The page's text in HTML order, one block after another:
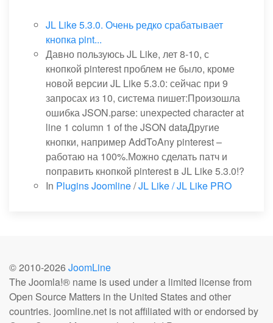
JL Like 5.3.0. Очень редко срабатывает
кнопка pint...
Давно пользуюсь JL Like, лет 8-10, с
кнопкой pinterest проблем не было, кроме
новой версии JL Like 5.3.0: сейчас при 9
запросах из 10, система пишет:Произошла
ошибка JSON.parse: unexpected character at
line 1 column 1 of the JSON dataДругие
кнопки, например AddToAny pinterest –
работаю на 100%.Можно сделать патч и
поправить кнопкой pinterest в JL Like 5.3.0!?
In Plugins Joomline/JL Like / JL Like PRO
© 2010-2026 JoomLine
The Joomla!® name is used under a limited license from
Open Source Matters in the United States and other
countries. joomline.net is not affiliated with or endorsed by